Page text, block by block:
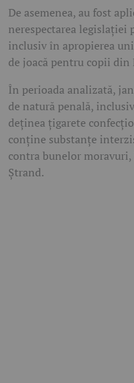
De asemenea, au fost
nerespectarea
inclusiv în apropierea
de joacă pentru copii din
În perioada analizată,
de natură penală,
deținea țigarete
conține substanțe
contra bunelor
Ștrand.